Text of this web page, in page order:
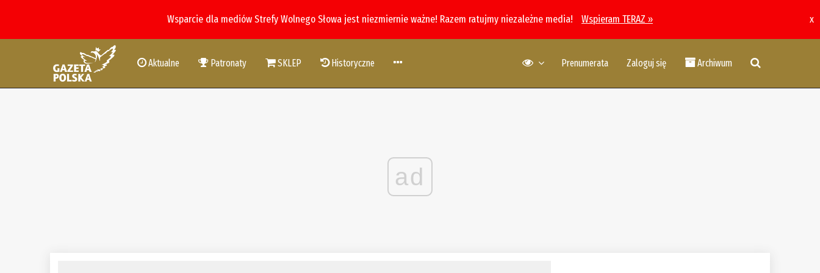
Wsparcie dla mediów Strefy Wolnego Słowa jest niezmiernie ważne! Razem ratujmy niezależne media! Wspieram TERAZ » x
Aktualne Patronaty SKLEP Historyczne Prenumerata Zaloguj się Archiwum
ad